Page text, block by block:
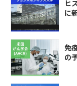
ヒ
に
免
の